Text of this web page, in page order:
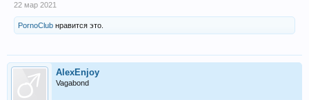
22 мар 2021
PornoClub нравится это.
AlexEnjoy
Vagabond